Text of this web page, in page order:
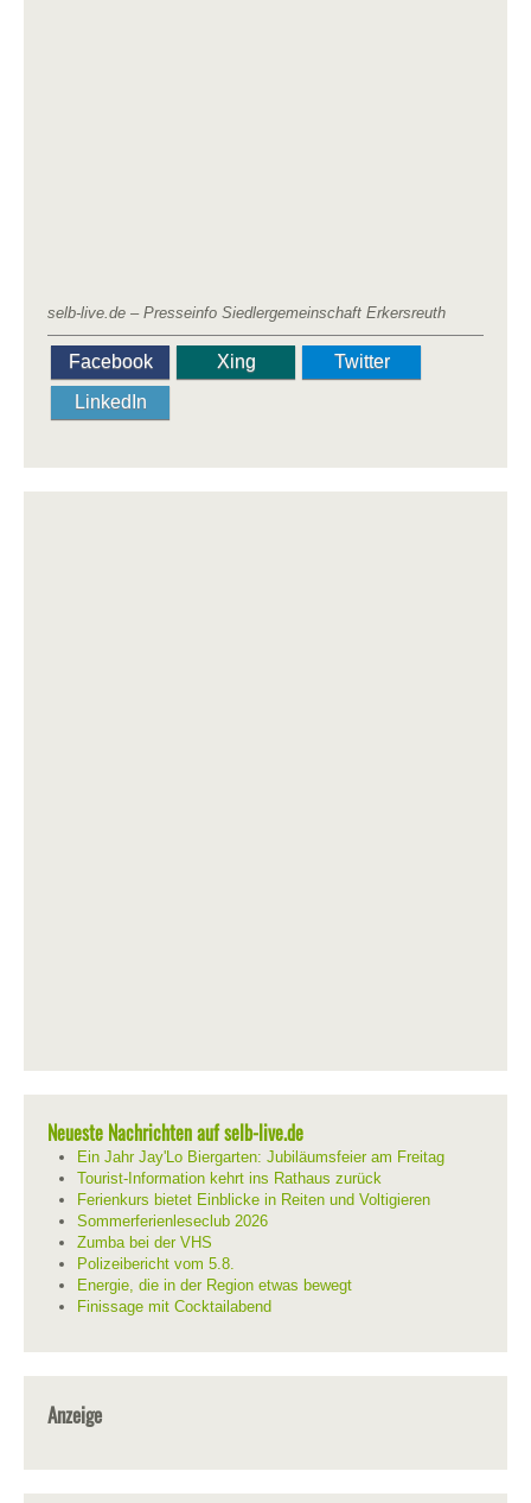
selb-live.de – Presseinfo Siedlergemeinschaft Erkersreuth
Facebook Xing
Twitter
LinkedIn
Neueste Nachrichten auf selb-live.de
Ein Jahr Jay'Lo Biergarten: Jubiläumsfeier am Freitag
Tourist-Information kehrt ins Rathaus zurück
Ferienkurs bietet Einblicke in Reiten und Voltigieren
Sommerferienleseclub 2026
Zumba bei der VHS
Polizeibericht vom 5.8.
Energie, die in der Region etwas bewegt
Finissage mit Cocktailabend
Anzeige